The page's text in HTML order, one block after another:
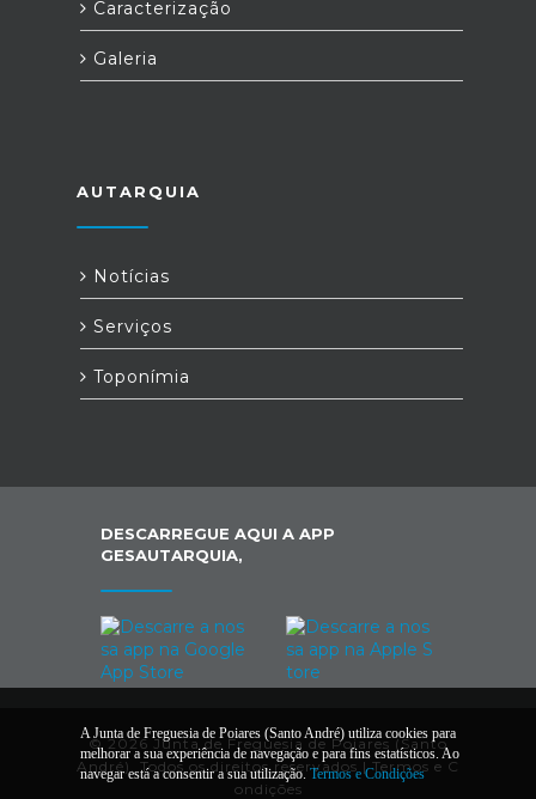
Caracterização
Galeria
AUTARQUIA
Notícias
Serviços
Toponímia
DESCARREGUE AQUI A APP
GESAUTARQUIA,
© 2026 Junta de Freguesia de Poiares (Santo
André). Todos os direitos reservados |Termos e C
ondições
A Junta de Freguesia de Poiares (Santo André) utiliza cookies para
melhorar a sua experiência de navegação e para fins estatísticos. Ao
navegar está a consentir a sua utilização.Termos e Condições